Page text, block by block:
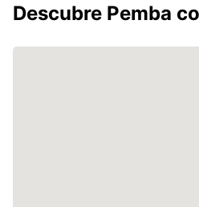
Descubre Pemba